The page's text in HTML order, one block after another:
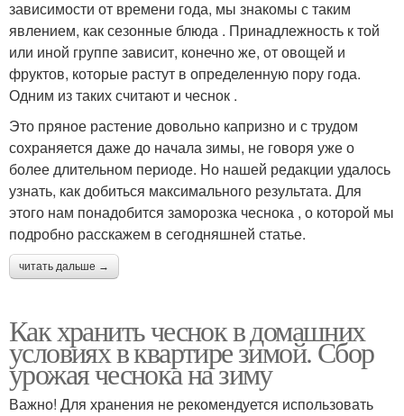
зависимости от времени года, мы знакомы с таким
явлением, как сезонные блюда . Принадлежность к той
или иной группе зависит, конечно же, от овощей и
фруктов, которые растут в определенную пору года.
Одним из таких считают и чеснок .
Это пряное растение довольно капризно и с трудом
сохраняется даже до начала зимы, не говоря уже о
более длительном периоде. Но нашей редакции удалось
узнать, как добиться максимального результата. Для
этого нам понадобится заморозка чеснока , о которой мы
подробно расскажем в сегодняшней статье.
читать дальше →
Как хранить чеснок в домашних
условиях в квартире зимой. Сбор
урожая чеснока на зиму
Важно! Для хранения не рекомендуется использовать